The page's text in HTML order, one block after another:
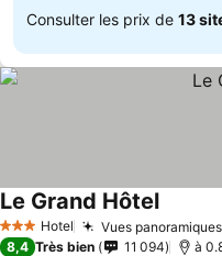
Consulter les prix de 13
3 ÉtoilesHotel Vues
Le Grand Hôtel
8,4 Très bien 11 094 à